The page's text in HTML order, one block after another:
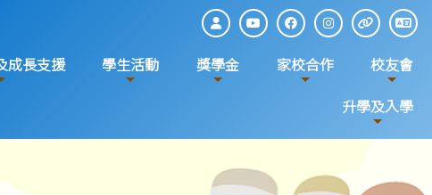
成長支援 學生活動 獎學金 家校合作 校友會
升學及入學